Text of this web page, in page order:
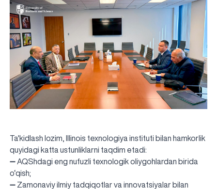
Ta'kidlash lozim, Illinois texnologiya instituti bilan hamkorlik
quyidagi katta ustunliklarni taqdim etadi:
➖ AQShdagi eng nufuzli texnologik oliygohlardan birida
o‘qish;
➖ Zamonaviy ilmiy tadqiqotlar va innovatsiyalar bilan